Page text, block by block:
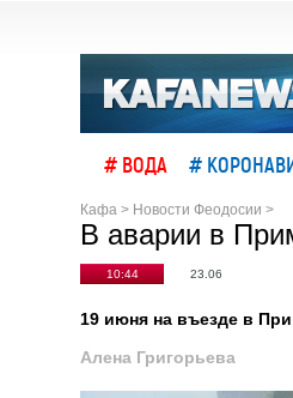
# ВОДА #
Кафа > Новости Феодосии >
В аварии в
10:44 23.06
19 июня на въезде в
Алена Григорьева